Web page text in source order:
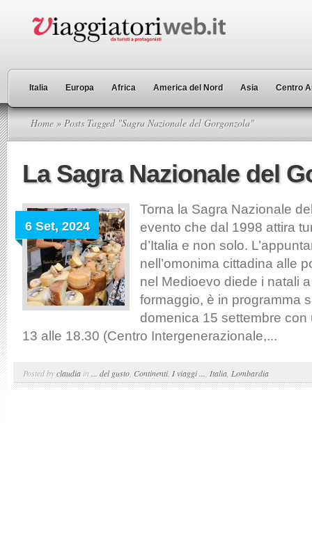
Italia Europa Africa America del Nord Asia Centro
Home » Posts Tagged "Sagra Nazionale del Gorgonzola"
La Sagra Nazionale del
6 Set, 2024
Torna la Sagra Nazionale
evento che dal 1998 attira
d’Italia e non solo.
nell’omonima cittadina alle
nel Medioevo diede i natali
formaggio, è in programma
domenica 15 settembre
13 alle 18.30 (Centro Intergenerazionale,...
Posted byclaudia in ... del gusto Continenti, I viaggi ... Italia Lombardia